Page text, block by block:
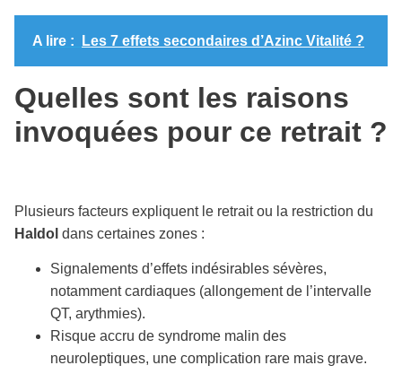
A lire : Les 7 effets secondaires d’Azinc Vitalité ?
Quelles sont les raisons
invoquées pour ce retrait ?
Plusieurs facteurs expliquent le retrait ou la restriction du
Haldol dans certaines zones :
Signalements d’effets indésirables sévères,
notamment cardiaques (allongement de l’intervalle
QT, arythmies).
Risque accru de syndrome malin des
neuroleptiques, une complication rare mais grave.